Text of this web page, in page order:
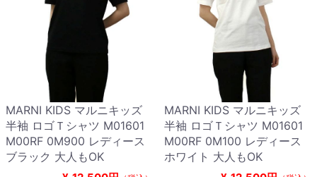
MARNI KIDS マルニキッズ
半袖 ロゴＴシャツ M01601
M00RF 0M900 レディース
ブラック 大人もOK
MARNI KIDS マルニキッズ
半袖 ロゴＴシャツ M01601
M00RF 0M100 レディース
ホワイト 大人もOK